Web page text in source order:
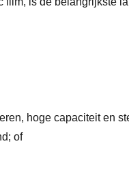
hoge capaciteit en
of